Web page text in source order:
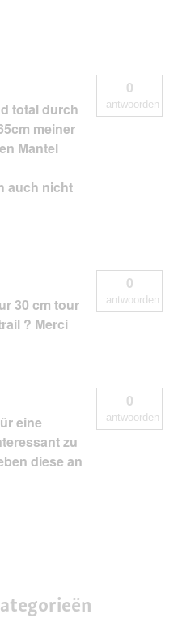
total durch
meiner
Mantel
auch nicht
0
antwoorden
30 cm tour
? Merci
0
antwoorden
eine
zu
diese an
0
antwoorden